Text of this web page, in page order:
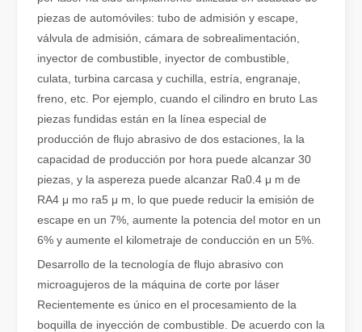
¿Es una buena elección? ¿Qué tan fuerte es la soldadura láser?
La soldadura láser ha revolucionado la fabricación moderna
piezas de automóviles: tubo de admisión y escape,
válvula de admisión, cámara de sobrealimentación,
inyector de combustible, inyector de combustible,
culata, turbina carcasa y cuchilla, estría, engranaje,
freno, etc. Por ejemplo, cuando el cilindro en bruto Las
piezas fundidas están en la línea especial de
producción de flujo abrasivo de dos estaciones, la la
capacidad de producción por hora puede alcanzar 30
piezas, y la aspereza puede alcanzar Ra0.4 μ m de
RA4 μ mo ra5 μ m, lo que puede reducir la emisión de
escape en un 7%, aumente la potencia del motor en un
6% y aumente el kilometraje de conducción en un 5%.
Desarrollo de la tecnología de flujo abrasivo con
microagujeros de la máquina de corte por láser
Recientemente es único en el procesamiento de la
boquilla de inyección de combustible. De acuerdo con la